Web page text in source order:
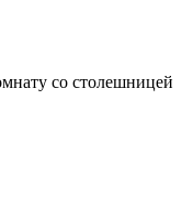
со столешницей